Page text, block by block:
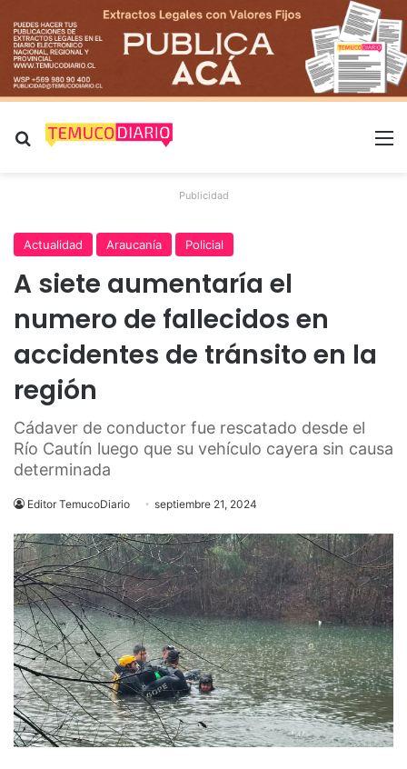
Buscar por
Publicidad
Actualidad Araucanía Policial
A siete aumentaría el
numero de fallecidos en
accidentes de tránsito en la
región
Cádaver de conductor fue rescatado desde el
Río Cautín luego que su vehículo cayera sin causa
determinada
Editor TemucoDiario septiembre 21, 2024